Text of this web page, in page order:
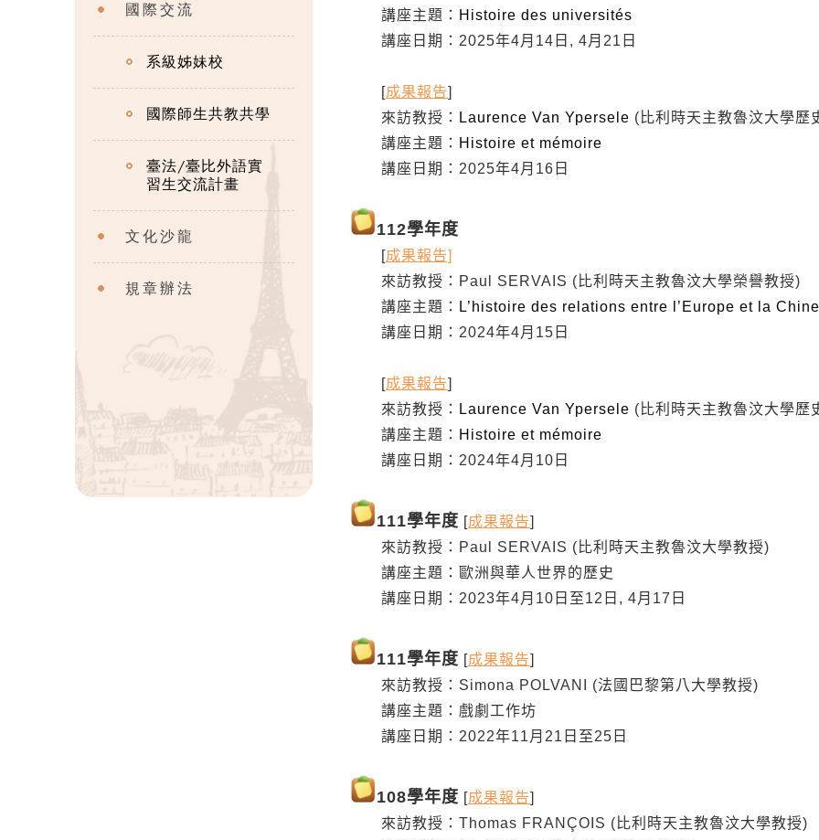
國際交流
系級姊妹校
國際師生共教共學
臺法/臺比外語實
習生交流計畫
文化沙龍
規章辦法
講座主題： Histoire des universités
講座日期：2025年4月14日, 4月21日
[成果報告]
來訪教授：
Laurence Van Ypersele (比利時天主教魯汶大學歷
講座主題： Histoire et mémoire
講座日期：2025年4月16日
112學年度
[成果報告]
來訪教授：Paul SERVAIS (比利時天主教魯汶大學榮譽教授)
講座主題：
L’histoire des relations entre l’Europe et la Chine
講座日期：2024年4月15日
[成果報告]
來訪教授：
Laurence Van Ypersele (比利時天主教魯汶大學歷
講座主題： Histoire et mémoire
講座日期：2024年4月10日
111學年度 [成果報告]
來訪教授：Paul SERVAIS (比利時天主教魯汶大學教授)
講座主題：歐洲與華人世界的歷史
講座日期：2023年4月10日至12日, 4月17日
111學年度 [成果報告]
來訪教授：Simona POLVANI (法國巴黎第八大學教授)
講座主題：戲劇工作坊
講座日期：2022年11月21日至25日
108學年度 [成果報告]
來訪教授：Thomas FRANÇOIS (比利時天主教魯汶大學教授)